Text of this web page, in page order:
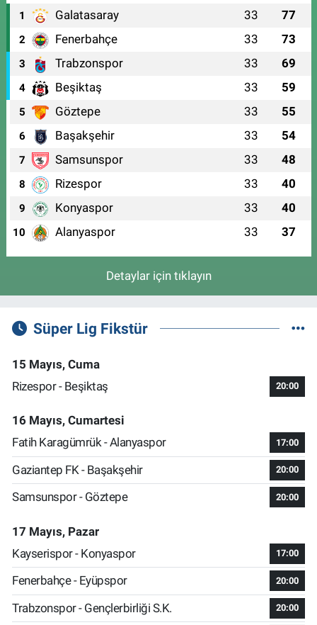
1 Galatasaray 33 77
2 Fenerbahçe 33 73
3 Trabzonspor 33 69
4 Beşiktaş 33 59
5 Göztepe 33 55
6 Başakşehir 33 54
7 Samsunspor 33 48
8 Rizespor 33 40
9 Konyaspor 33 40
10 Alanyaspor 33 37
Detaylar için tıklayın
Süper Lig Fikstür
15 Mayıs, Cuma
Rizespor - Beşiktaş
20:00
16 Mayıs, Cumartesi
Fatih Karagümrük - Alanyaspor
17:00
Gaziantep FK - Başakşehir 20:00
Samsunspor - Göztepe 20:00
17 Mayıs, Pazar
Kayserispor - Konyaspor
17:00
Fenerbahçe - Eyüpspor 20:00
Trabzonspor - Gençlerbirliği S.K. 20:00